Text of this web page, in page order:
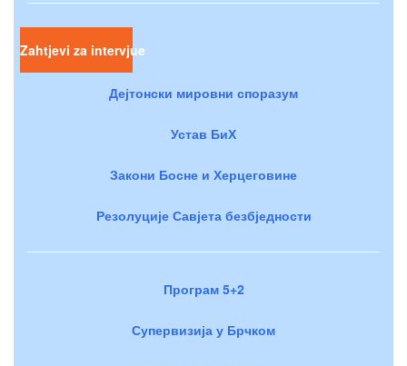
Zahtjevi za intervjue
Дејтонски мировни споразум
Устав БиХ
Закони Босне и Херцеговине
Резолуције Савјета безбједности
Програм 5+2
Супервизија у Брчком